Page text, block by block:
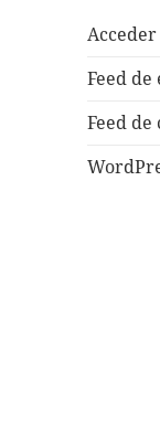
Acceder
Feed
Feed